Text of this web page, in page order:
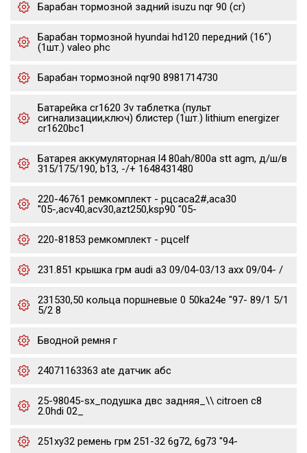
Барабан тормозной задний isuzu nqr 90 (cr)
Барабан тормозной hyundai hd120 передний (16")
(1шт.) valeo phc
Барабан тормозной nqr90 8981714730
Батарейка cr1620 3v таблетка (пульт
сигнализации,ключ) блистер (1шт.) lithium energizer
cr1620bc1
Батарея аккумуляторная l4 80ah/800a stt agm, д/ш/в
315/175/190, b13, -/+ 1648431480
220-46761 ремкомплект - рцсaca2#,aca30
"05-,acv40,acv30,azt250,ksp90 "05-
220-81853 ремкомплект - рцсelf
231.851 крышка грм audi a3 09/04-03/13 axx 09/04- /
231530,50 кольца поршневые 0 50ka24e "97- 89/1 5/1
5/2 8
Бводной ремня г
24071163363 ate датчик абс
25-98045-sx_подушка двс задняя_\\ citroen c8
2.0hdi 02_
251xy32 ремень грм 251-32 6g72, 6g73 "94-